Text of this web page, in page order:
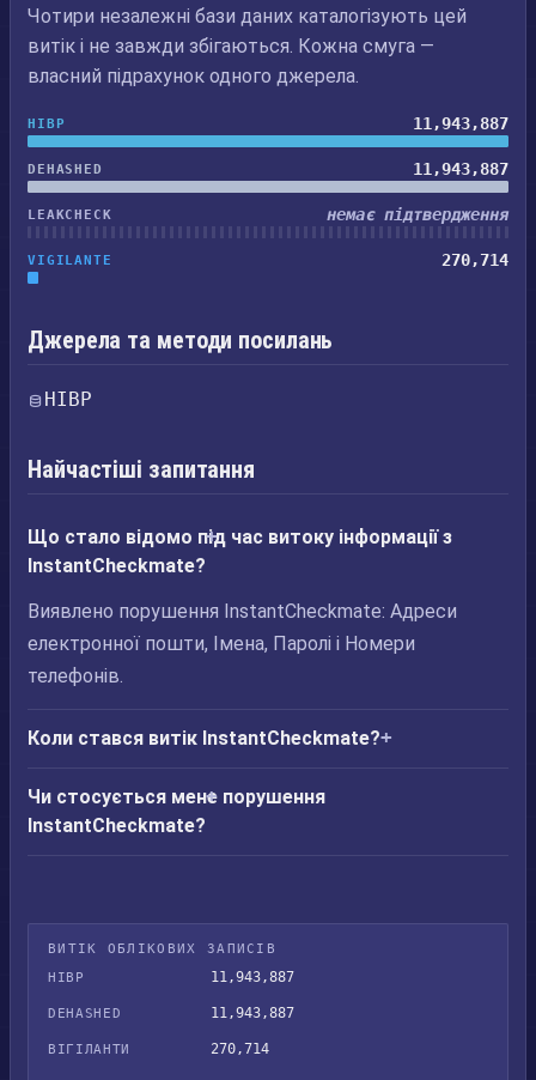
Чотири незалежні бази даних каталогізують цей
витік і не завжди збігаються. Кожна смуга —
власний підрахунок одного джерела.
HIBP 11,943,887
DEHASHED 11,943,887
LEAKCHECK немає підтвердження
VIGILANTE 270,714
Джерела та методи посилань
HIBP
Найчастіші запитання
Що стало відомо під час витоку інформації з
InstantCheckmate?
Виявлено порушення InstantCheckmate: Адреси
електронної пошти, Імена, Паролі і Номери
телефонів.
Коли стався витік InstantCheckmate?
Чи стосується мене порушення
InstantCheckmate?
ВИТІК ОБЛІКОВИХ ЗАПИСІВ
HIBP
11,943,887
DEHASHED 11,943,887
ВІГІЛАНТИ 270,714